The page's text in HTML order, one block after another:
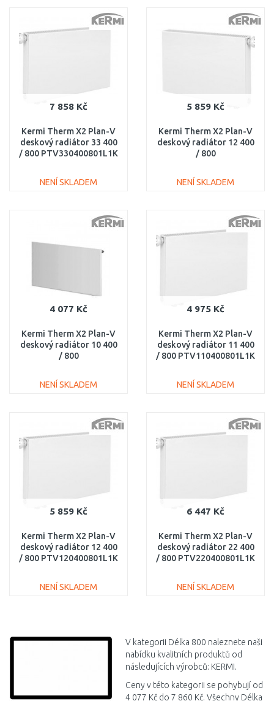
Porovnat
7 858 Kč
Kermi Therm X2 Plan-V
deskový radiátor 33 400
/ 800 PTV330400801L1K
NENÍ SKLADEM
5 859 Kč
Kermi Therm X2 Plan-V
deskový radiátor 12 400
/ 800
NENÍ SKLADEM
Porovnat
4 077 Kč
Kermi Therm X2 Plan-V
deskový radiátor 10 400
/ 800
NENÍ SKLADEM
Porovnat
4 975 Kč
Kermi Therm X2 Plan-V
deskový radiátor 11 400
/ 800 PTV110400801L1K
NENÍ SKLADEM
Porovnat
5 859 Kč
Kermi Therm X2 Plan-V
deskový radiátor 12 400
/ 800 PTV120400801L1K
NENÍ SKLADEM
Porovnat
6 447 Kč
Kermi Therm X2 Plan-V
deskový radiátor 22 400
/ 800 PTV220400801L1K
NENÍ SKLADEM
V kategorii Délka 800 naleznete naši
nabídku kvalitních produktů od
následujících výrobců: KERMI.
Ceny v této kategorii se pohybují od
4 077 Kč do 7 860 Kč. Všechny Délka